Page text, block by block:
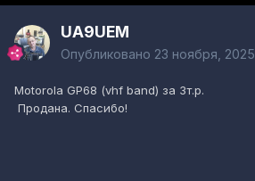
UA9UEM
Опубликовано 23 ноября, 2025
Motorola GP68 (vhf band) за 3т.р.
Продана. Спасибо!